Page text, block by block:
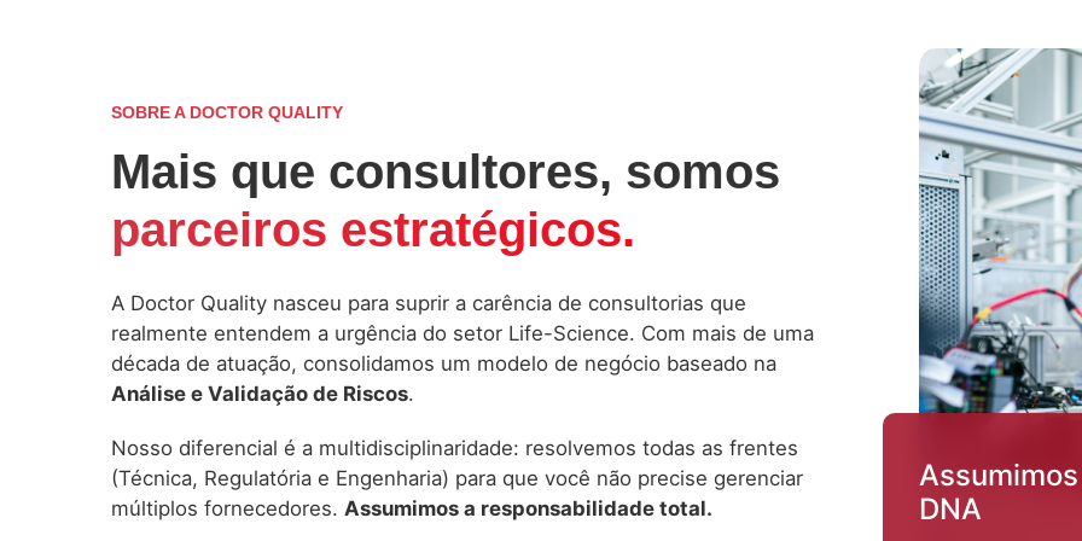
SOBRE A DOCTOR QUALITY
Mais que consultores, somos
parceiros estratégicos.
A Doctor Quality nasceu para suprir a carência de consultorias que
realmente entendem a urgência do setor Life-Science. Com mais de uma
década de atuação, consolidamos um modelo de negócio baseado na
Análise e Validação de Riscos.
Nosso diferencial é a multidisciplinaridade: resolvemos todas as frentes
(Técnica, Regulatória e Engenharia) para que você não precise gerenciar
múltiplos fornecedores. Assumimos a responsabilidade total.
DNA